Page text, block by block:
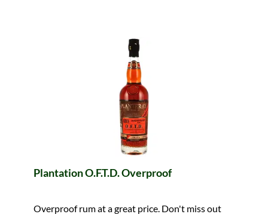
Plantation O.F.T.D. Overproof
Overproof rum at a great price. Don't miss out